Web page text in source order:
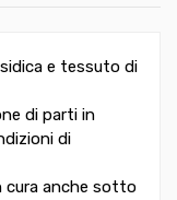
e tessuto di
di parti in
di
cura anche sotto